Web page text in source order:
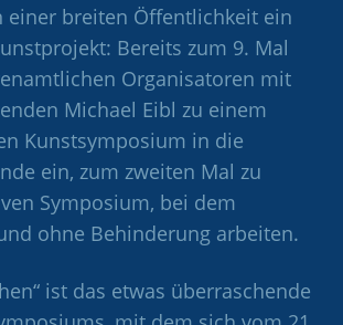
einer breiten Öffentlichkeit ein
Bereits zum 9. Mal
Organisatoren mit
Michael Eibl zu einem
Kunstsymposium in die
ein, zum zweiten Mal zu
Symposium, bei dem
ohne Behinderung arbeiten.
ist das etwas überraschende